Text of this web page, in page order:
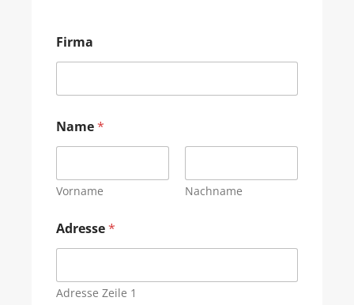
Firma
Name*
Vorname Nachname
Adresse*
Adresse Zeile 1